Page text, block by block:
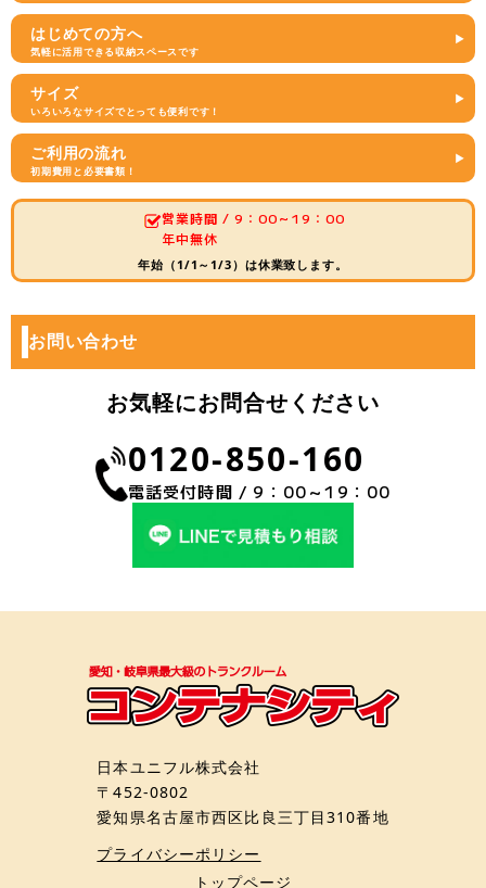
はじめての方へ
気軽に活用できる収納スペースです
サイズ
いろいろなサイズでとっても便利です！
ご利用の流れ
初期費用と必要書類！
営業時間 / 9：00～19：00
年中無休
年始（1/1～1/3）は休業致します。
お問い合わせ
お気軽にお問合せください
0120-850-160
電話受付時間 / 9：00～19：00
日本ユニフル株式会社
〒452-0802
愛知県名古屋市西区比良三丁目310番地
プライバシーポリシー
トップページ